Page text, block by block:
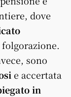
dove
sono
e accertata
in